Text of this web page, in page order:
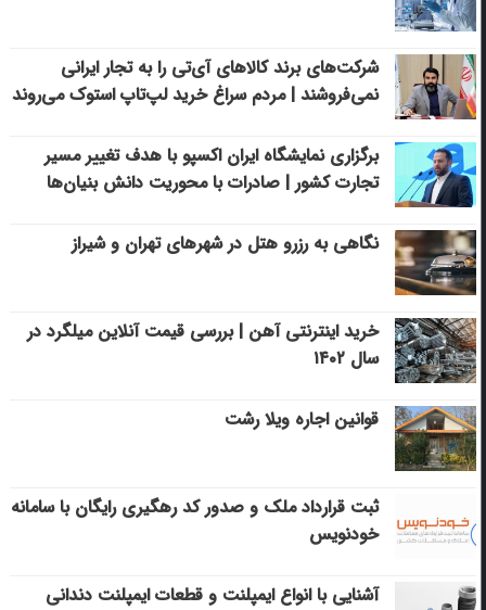
شرکت‌های برند کالاهای آی‌تی را به تجار ایرانی
نمی‌فروشند | مردم سراغ خرید لپ‌تاپ استوک می‌روند
برگزاری نمایشگاه ایران اکسپو با هدف تغییر مسیر
تجارت کشور | صادرات با محوریت دانش بنیان‌ها
نگاهی به رزرو هتل در شهرهای تهران و شیراز
خرید اینترنتی آهن | بررسی قیمت آنلاین میلگرد در
سال ۱۴۰۲
قوانین اجاره ویلا رشت
ثبت قرارداد ملک و صدور کد رهگیری رایگان با سامانه
خودنویس
آشنایی با انواع ایمپلنت و قطعات ایمپلنت دندانی